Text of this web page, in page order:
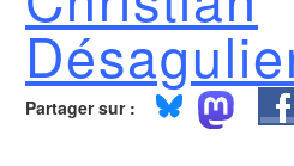
Partager sur :